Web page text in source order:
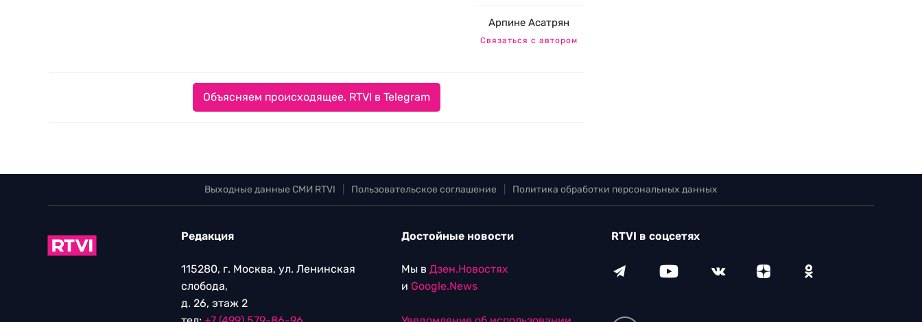
Арпине Асатрян
Связаться с автором
Объясняем происходящее. RTVI в Telegram
Выходные данные СМИ RTVI Пользовательское соглашение Политика обработки персональных данных
Редакция
115280, г. Москва, ул. Ленинская
слобода,
д. 26, этаж 2
Достойные новости
Мы в Дзен.Новостях
и Google.News
RTVI в соцсетях